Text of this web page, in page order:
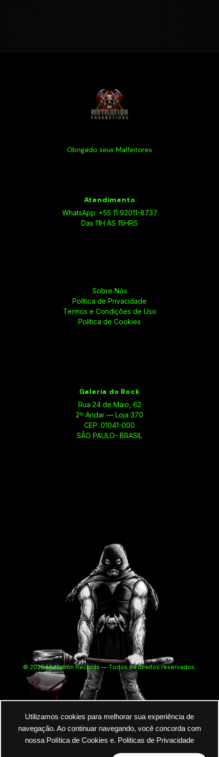
Utilizamos cookies para melhorar sua experiência de
navegação. Ao continuar navegando, você concorda com
nossa Política de Cookies e. Politicas de Privacidade
Obrigado seus Malfeitores
Atendimento
WhatsApp: +55 11 92011-8737
Das 11H ÀS 15HRS
Sobre Nós
Política de Privacidade
Termos e Condições de Uso
Política de Cookies
Galeria do Rock
Rua 24 de Maio, 62
2º Andar — Loja 370
CEP: 01041-000
SÃO PAULO- BRASIL
© 2026 Mutilation Records — Todos os direitos reservados.